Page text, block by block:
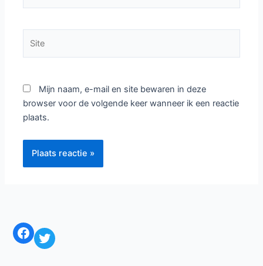
Mijn naam, e-mail en site bewaren in deze
browser voor de volgende keer wanneer ik een reactie
plaats.
Facebook Twitter